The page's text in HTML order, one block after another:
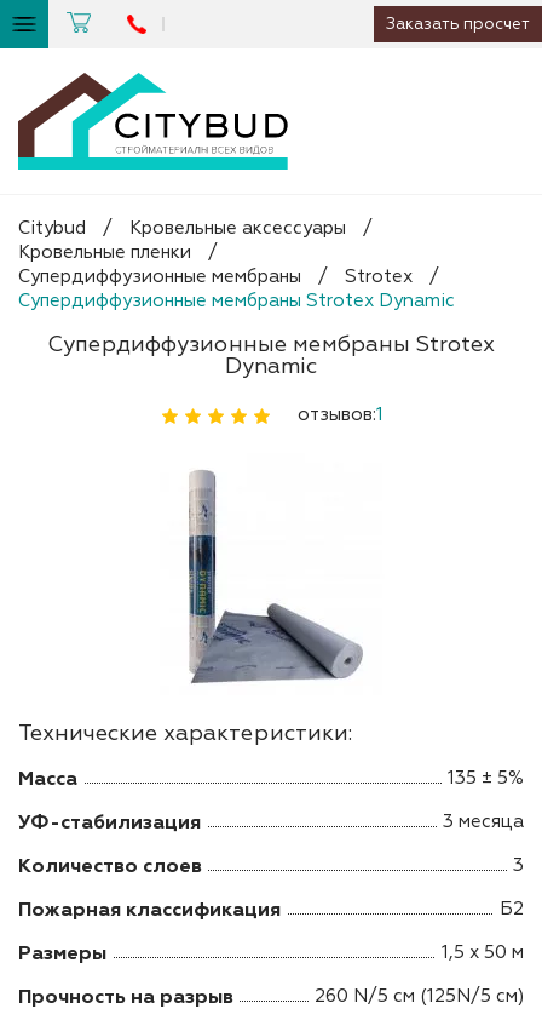
Заказать просчет
Citybud / Кровельные аксессуары
/
Кровельные пленки
/
Супердиффузионные мембраны
/ Strotex
/
Супердиффузионные мембраны Strotex Dynamic
Супердиффузионные мембраны Strotex
Dynamic
отзывов:1
Технические характеристики:
Масса 135 ± 5%
УФ-стабилизация 3 месяца
Количество слоев 3
Пожарная классификация Б2
Размеры 1,5 х 50 м
Прочность на разрыв 260 N/5 см (125N/5 см)